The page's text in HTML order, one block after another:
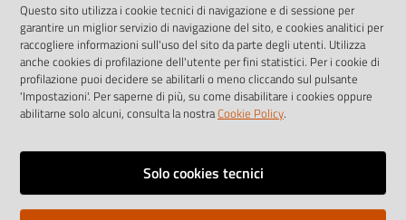
I dati personali pubblicati sono riutilizzabili solo alle condizioni
previste dalla direttiva comunitaria 2003/98/CE e dal d.lgs.
36/2006
Vai alla pagina
Note legali
Questo sito utilizza i cookie tecnici di navigazione e di sessione per
garantire un miglior servizio di navigazione del sito, e cookies analitici per
raccogliere informazioni sull'uso del sito da parte degli utenti. Utilizza
anche cookies di profilazione dell'utente per fini statistici. Per i cookie di
profilazione puoi decidere se abilitarli o meno cliccando sul pulsante
'Impostazioni'. Per saperne di più, su come disabilitare i cookies oppure
abilitarne solo alcuni, consulta la nostraCookie Policy.
Solo cookies tecnici